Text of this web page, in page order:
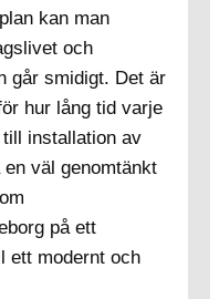
kan man
och
går smidigt. Det är
hur lång tid varje
installation av
väl genomtänkt
på ett
ett modernt och